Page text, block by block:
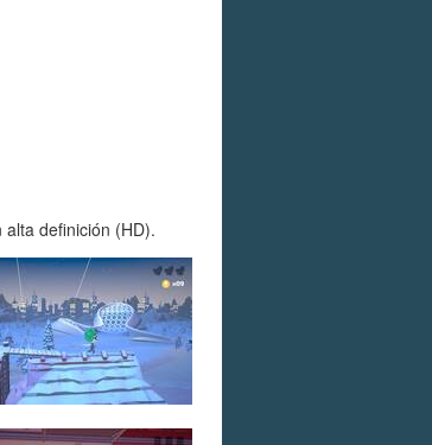
definición (HD).